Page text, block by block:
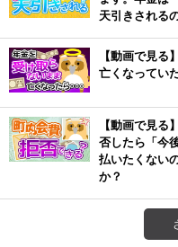
天引きされる
【動画で見る
亡くなってい
【動画で見る
否したら「今
払いたくない
か？